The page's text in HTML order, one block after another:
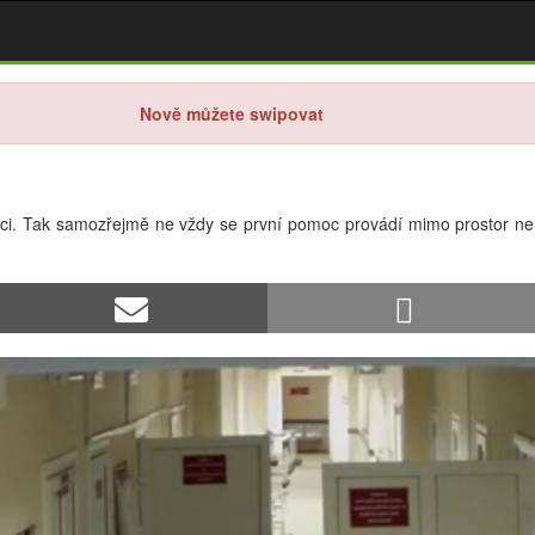
Nově můžete swipovat
Tak samozřejmě ne vždy se první pomoc provádí mimo prostor